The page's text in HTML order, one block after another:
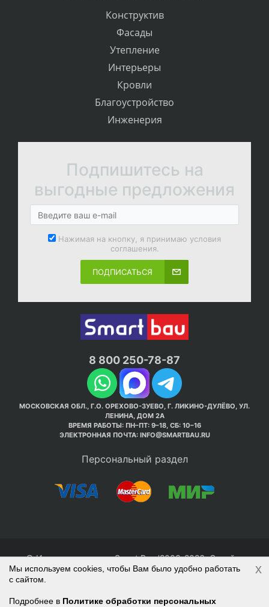
Конструктив
Фасады
Утепление
Интерьеры
Кровли
Благоустройство
Инженерия
Подпишитесь на
выгодные предложения
Нажимая на кнопку, я принимаю условия
соглашения.
ПОДПИСАТЬСЯ
8 800 250-78-87
МОСКОВСКАЯ ОБЛ., Г.О. ОРЕХОВО-ЗУЕВО, Г. ЛИКИНО-ДУЛЁВО, УЛ.
ЛЕНИНА, ДОМ 2А
ВРЕМЯ РАБОТЫ: ПН–ПТ: 9–18, СБ: 10–16
ЭЛЕКТРОННАЯ ПОЧТА: INFO@SMARTBAU.RU
Персональный раздел
© Интернет-магазин Smart Bau ’2003-2026. Стройте
правильно с 1-го раза.
Политика обработки персональных данных
Наверх
Войти Регистрация
Мы используем cookies, чтобы Вам было удобно работать
с сайтом.
Подробнее в Политике обработки персональных
x